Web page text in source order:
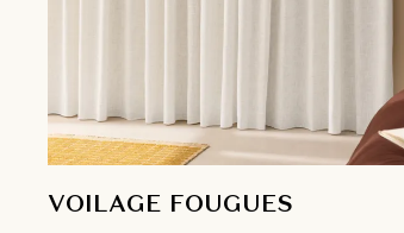
VOILAGE FOUGUES